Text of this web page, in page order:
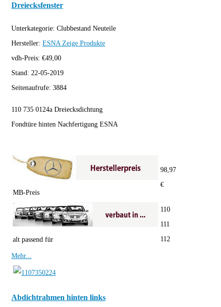
Dreiecksfenster
Unterkategorie: Clubbestand Neuteile
Hersteller: ESNA Zeige Produkte
vdh-Preis: €49,00
Stand: 22-05-2019
Seitenaufrufe: 3884
110 735 0124a Dreiecksdichtung
Fondtüre hinten Nachfertigung ESNA
MB-Preis
98,97
€
alt passend für
110
111
112
Mehr...
Abdichtrahmen hinten links